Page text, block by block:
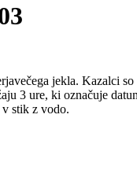
jekla. Kazalci
3 ure, ki označuje
stik z vodo.